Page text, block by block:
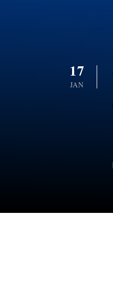
17
JAN